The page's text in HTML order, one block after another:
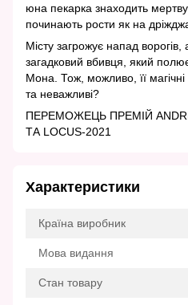
юна пекарка знаходить
починають рости як на
Місту загрожує напад
загадковий вбивця, який
Мона. Тож, можливо, її магічні
та неважливі?
ПЕРЕМОЖЕЦЬ ПРЕМІЙ
ТА LOCUS-2021
Характеристики
Країна виробник
Мова видання
Стан товару